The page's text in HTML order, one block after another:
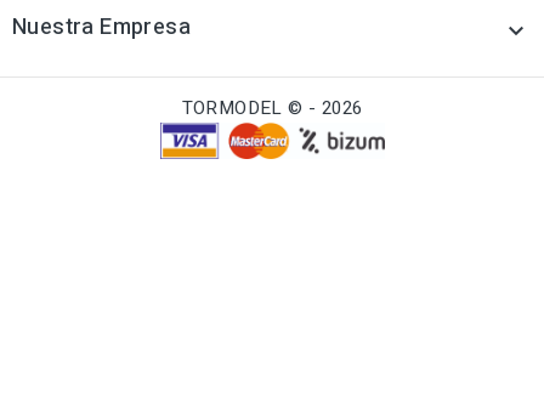
Nuestra Empresa 
TORMODEL © - 2026